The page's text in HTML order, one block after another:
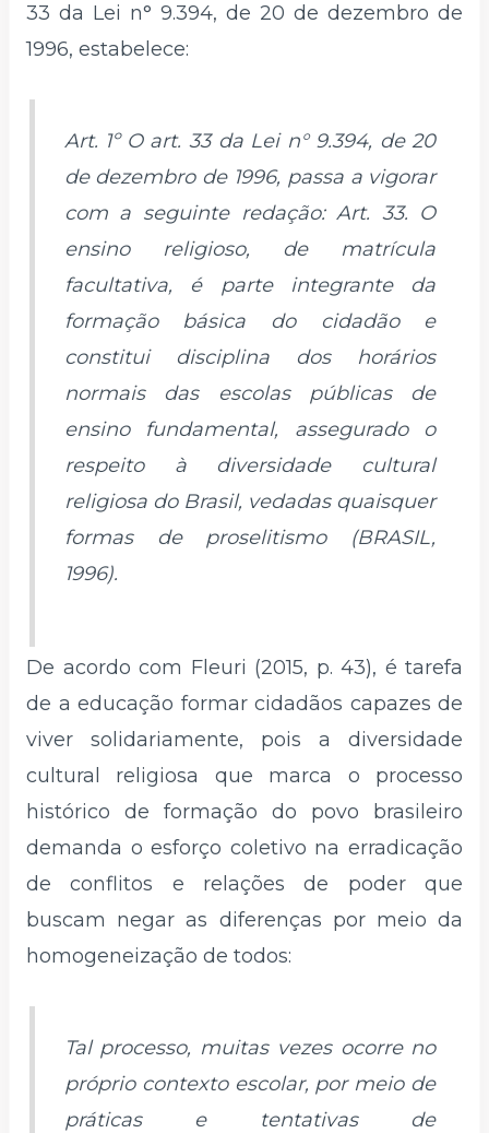
33 da Lei n° 9.394, de 20 de dezembro de
1996, estabelece:
Art. 1º O art. 33 da Lei n° 9.394, de 20
de dezembro de 1996, passa a vigorar
com a seguinte redação: Art. 33. O
ensino religioso, de matrícula
facultativa, é parte integrante da
formação básica do cidadão e
constitui disciplina dos horários
normais das escolas públicas de
ensino fundamental, assegurado o
respeito à diversidade cultural
religiosa do Brasil, vedadas quaisquer
formas de proselitismo (BRASIL,
1996).
De acordo com Fleuri (2015, p. 43), é tarefa
de a educação formar cidadãos capazes de
viver solidariamente, pois a diversidade
cultural religiosa que marca o processo
histórico de formação do povo brasileiro
demanda o esforço coletivo na erradicação
de conflitos e relações de poder que
buscam negar as diferenças por meio da
homogeneização de todos:
Tal processo, muitas vezes ocorre no
próprio contexto escolar, por meio de
práticas e tentativas de